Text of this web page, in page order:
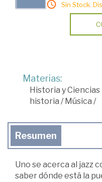
Sin Stock.
Materias:
Historia y Ciencias
historia / Música /
Resumen
Uno se acerca al jazz
saber dónde está la